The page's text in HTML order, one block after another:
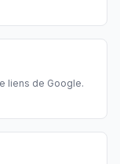
liens de Google.